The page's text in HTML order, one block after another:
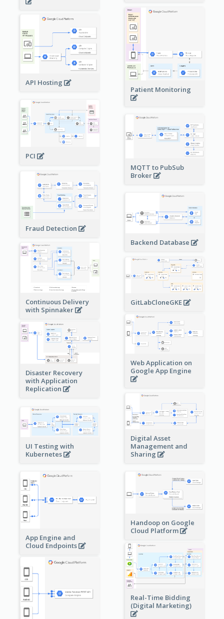
Patient Monitoring
API Hosting
PCI
MQTT to PubSub
Broker
Fraud Detection
Backend Database
Continuous Delivery
with Spinnaker
GitLabCloneGKE
Web Application on
Google App Engine
Disaster Recovery
with Application
Replication
Digital Asset
Management and
Sharing
UI Testing with
Kubernetes
App Engine and
Cloud Endpoints
Handoop on Google
Cloud Platform
Real-Time Bidding
(Digital Marketing)